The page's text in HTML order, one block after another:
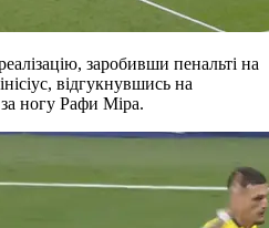
заробивши пенальті на
відгукнувшись на
ногу Рафи Міра.